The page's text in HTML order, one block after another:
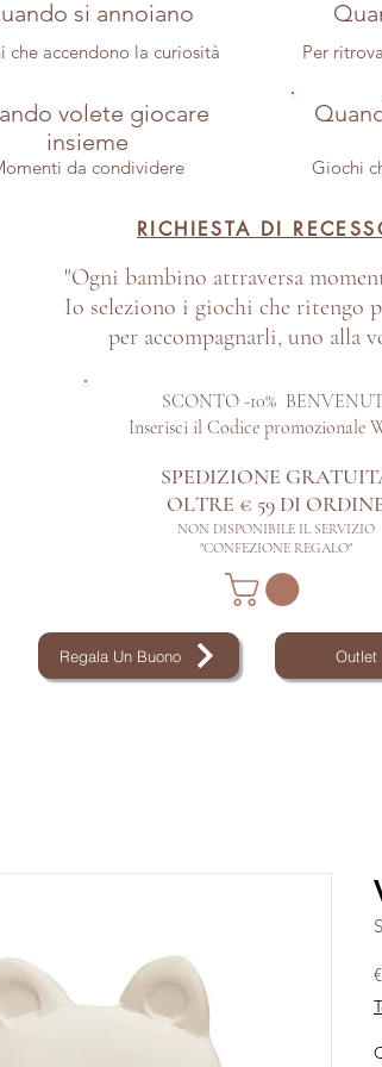
si annoiano
che accendono la curiosità
volete giocare
insieme
da condividere
Per
Giochi
RICHIESTA DI
"Ogni bambino attraversa
Io seleziono i giochi che ritengo
per accompagnarli, uno alla
SCONTO -10%
Inserisci il Codice promozionale
SPEDIZIONE
OLTRE € 59 DI
NON DISPONIBILE IL SERVIZIO
"CONFEZIONE REGALO"
Regala Un Buono Outlet